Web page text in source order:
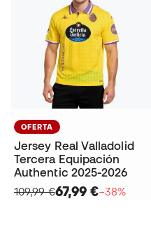
OFERTA
Jersey Real Valladolid
Tercera Equipación
Authentic 2025-2026
109,99 €67,99 €−38%